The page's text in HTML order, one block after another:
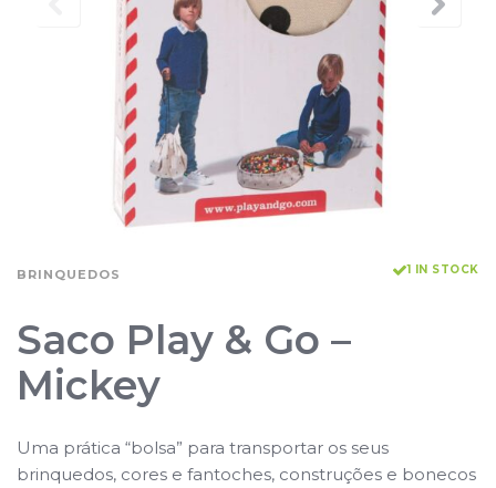
BRINQUEDOS 1 IN STOCK
Saco Play & Go –
Mickey
Uma prática “bolsa” para transportar os seus
brinquedos, cores e fantoches, construções e bonecos